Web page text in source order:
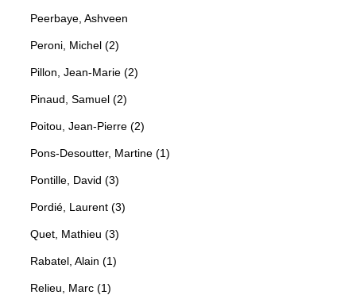
Peerbaye, Ashveen
Peroni, Michel (2)
Pillon, Jean-Marie (2)
Pinaud, Samuel (2)
Poitou, Jean-Pierre (2)
Pons-Desoutter, Martine (1)
Pontille, David (3)
Pordié, Laurent (3)
Quet, Mathieu (3)
Rabatel, Alain (1)
Relieu, Marc (1)